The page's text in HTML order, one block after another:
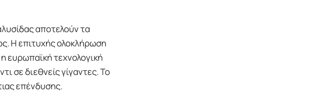
αποτελούν τα
Η επιτυχής ολοκλήρωση
ευρωπαϊκή τεχνολογική
σε διεθνείς γίγαντες. Το
επένδυσης.